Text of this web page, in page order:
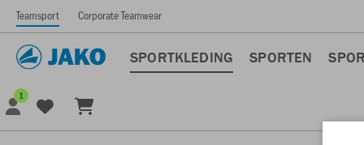
Teamsport Corporate Teamwear
SPORTKLEDING SPORTEN
1